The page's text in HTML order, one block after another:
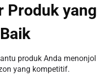
Produk yang
produk Anda menonjol
yang kompetitif.